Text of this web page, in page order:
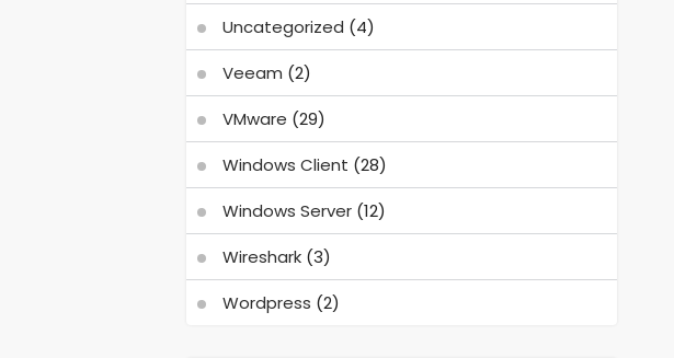
Uncategorized (4)
Veeam (2)
VMware (29)
Windows Client (28)
Windows Server(12)
Wireshark(3)
Wordpress (2)